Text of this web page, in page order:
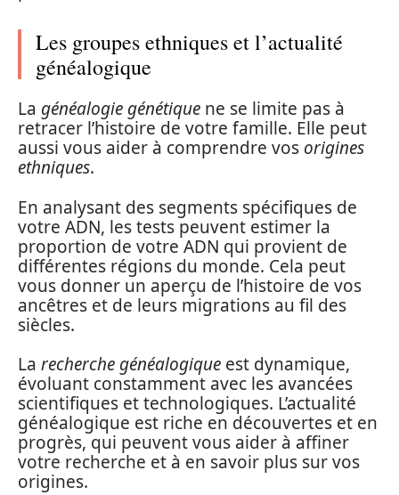
Les groupes ethniques et l’actualité
généalogique
La généalogie génétique ne se limite pas à
retracer l’histoire de votre famille. Elle peut
aussi vous aider à comprendre vos origines
ethniques.
En analysant des segments spécifiques de
votre ADN, les tests peuvent estimer la
proportion de votre ADN qui provient de
différentes régions du monde. Cela peut
vous donner un aperçu de l’histoire de vos
ancêtres et de leurs migrations au fil des
siècles.
La recherche généalogique est dynamique,
évoluant constamment avec les avancées
scientifiques et technologiques. L’actualité
généalogique est riche en découvertes et en
progrès, qui peuvent vous aider à affiner
votre recherche et à en savoir plus sur vos
origines.